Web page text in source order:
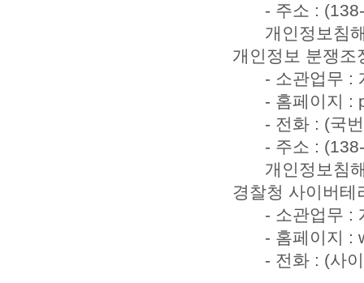
- 주소 :
개인정보침
개인정보 분쟁조
- 소관업무 :
- 홈페이지 :
- 전화 : (국
- 주소 :
개인정보침
경찰청 사이버테
- 소관업무 :
- 홈페이지 :
- 전화 : (사